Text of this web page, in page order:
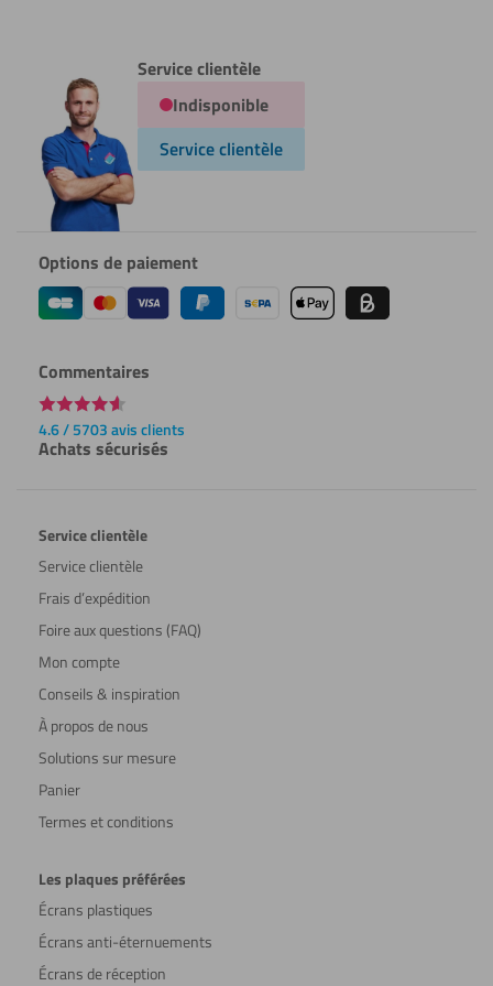
Service clientèle
Indisponible
Service clientèle
Options de paiement
Commentaires
4.6 / 5703 avis clients
Achats sécurisés
Service clientèle
Service clientèle
Frais d’expédition
Foire aux questions (FAQ)
Mon compte
Conseils & inspiration
À propos de nous
Solutions sur mesure
Panier
Termes et conditions
Les plaques préférées
Écrans plastiques
Écrans anti-éternuements
Écrans de réception